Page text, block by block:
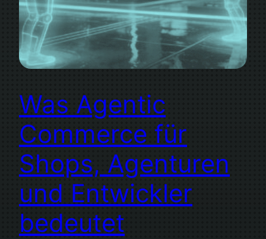
Was Agentic
Commerce für
Shops, Agenturen
und Entwickler
bedeutet